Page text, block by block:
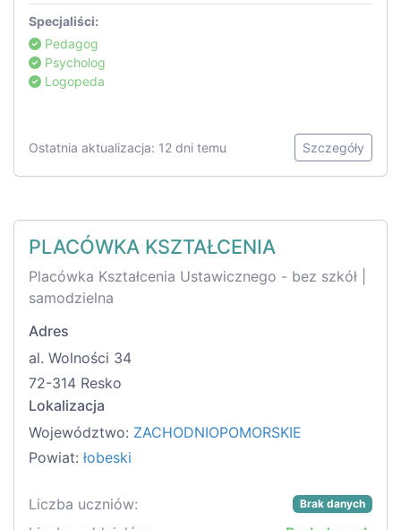
Specjaliści:
Pedagog
Psycholog
Logopeda
Ostatnia aktualizacja: 12 dni temu Szczegóły
PLACÓWKA KSZTAŁCENIA
Placówka Kształcenia Ustawicznego - bez szkół |
samodzielna
Adres
al. Wolności 34
72-314 Resko
Lokalizacja
Województwo: ZACHODNIOPOMORSKIE
Powiat: łobeski
Liczba uczniów: Brak danych